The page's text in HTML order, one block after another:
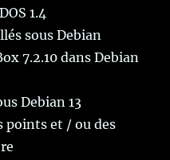
1.4
sous Debian
7.2.10 dans Debian
Debian 13
points et / ou des